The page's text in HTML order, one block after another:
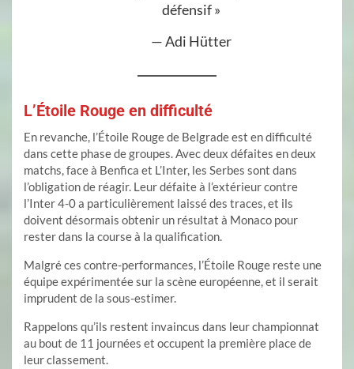
défensif »
— Adi Hütter
L’Étoile Rouge en difficulté
En revanche, l’Étoile Rouge de Belgrade est en difficulté
dans cette phase de groupes. Avec deux défaites en deux
matchs, face à Benfica et L’Inter, les Serbes sont dans
l’obligation de réagir. Leur défaite à l’extérieur contre
l’Inter 4-0 a particulièrement laissé des traces, et ils
doivent désormais obtenir un résultat à Monaco pour
rester dans la course à la qualification.
Malgré ces contre-performances, l’Étoile Rouge reste une
équipe expérimentée sur la scène européenne, et il serait
imprudent de la sous-estimer.
Rappelons qu’ils restent invaincus dans leur championnat
au bout de 11 journées et occupent la première place de
leur classement.